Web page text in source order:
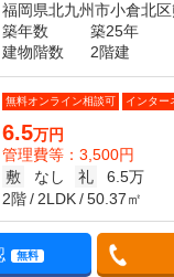
福岡県北九州市小倉北区
築年数
築25年
建物階数
2階建
無料オンライン相談可 インター
6.5万円
管理費等：3,500円
敷
なし 礼
6.5万
2階
2LDK 50.37㎡
無料